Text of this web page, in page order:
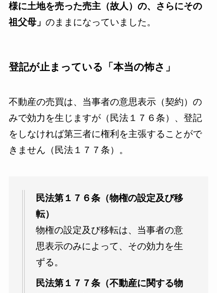
様に土地を売った売主（故人）の、さらにその
祖父母」 のままになっていました。
登記が止まっている「本当の怖さ」
不動産の売買は、当事者の意思表示（契約）の
みで効力を生じますが（民法１７６条）、登記
をしなければ第三者に権利を主張することがで
きません（民法１７７条）。
民法第１７６条（物権の設定及び移
転）
物権の設定及び移転は、当事者の意
思表示のみによって、その効力を生
ずる。
民法第１７７条（不動産に関する物